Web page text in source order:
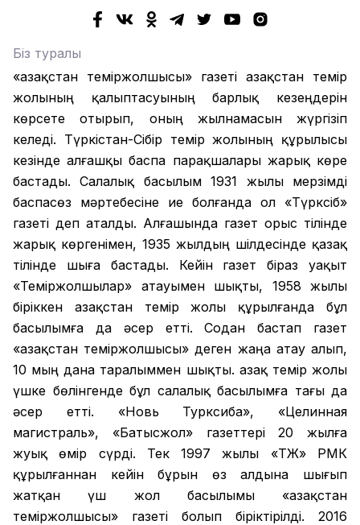
Біз туралы
«Қазақстан теміржолшысы» газеті Қазақстан темір
жолының қалыптасуының барлық кезеңдерін
көрсете отырып, оның жылнамасын жүргізіп
келеді. Түркістан-Сібір темір жолының құрылысы
кезінде алғашқы баспа парақшалары жарық көре
бастады. Салалық басылым 1931 жылы мерзімді
баспасөз мәртебесіне ие болғанда ол «Түрксіб»
газеті деп аталды. Алғашында газет орыс тілінде
жарық көргенімен, 1935 жылдың шілдесінде қазақ
тілінде шыға бастады. Кейін газет біраз уақыт
«Теміржолшылар» атауымен шықты, 1958 жылы
біріккен Қазақстан темір жолы құрылғанда бұл
басылымға да әсер етті. Содан бастап газет
«Қазақстан теміржолшысы» деген жаңа атау алып,
10 мың дана таралыммен шықты. Қазақ темір жолы
үшке бөлінгенде бұл салалық басылымға тағы да
әсер етті. «Новь Турксиба», «Целинная
магистраль», «Батысжол» газеттері 20 жылға
жуық өмір сүрді. Тек 1997 жылы «ҚТЖ» РМК
құрылғаннан кейін бұрын өз алдына шығып
жатқан үш жол басылымы «Қазақстан
теміржолшысы» газеті болып біріктірілді. 2016